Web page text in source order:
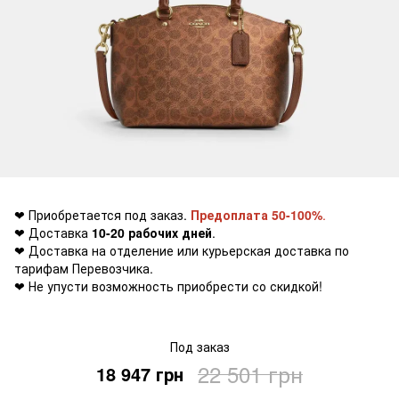
❤ Приобретается под заказ. Предоплата 50-100%.
❤ Доставка 10-20 рабочих дней.
❤ Доставка на отделение или курьерская доставка по
тарифам Перевозчика.
❤ Не упусти возможность приобрести со скидкой!
Под заказ
18 947 грн 22 501 грн